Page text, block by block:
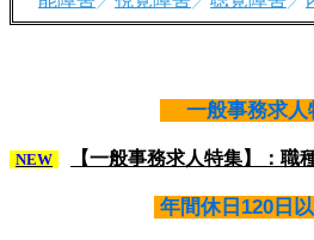
一般事務求
NEW 【一般事務求人特集】：職
年間休日120日